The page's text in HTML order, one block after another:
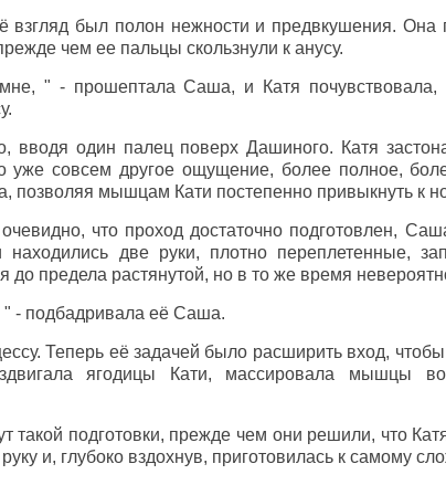
был полон нежности и предвкушения. Она
чем ее пальцы скользнули к анусу.
" - прошептала Саша, и Катя почувствовала,
один палец поверх Дашиного. Катя
уже совсем другое ощущение, более полное,
позволяя мышцам Кати постепенно привыкнуть к
что проход достаточно подготовлен,
находились две руки, плотно переплетенные,
до предела растянутой, но в то же время
" - подбадривала её Саша.
Теперь её задачей было расширить вход,
ягодицы Кати, массировала мышцы
такой подготовки, прежде чем они решили, что
и, глубоко вздохнув, приготовилась к самому